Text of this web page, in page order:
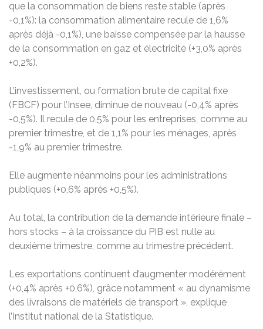
que la consommation de biens reste stable (après
-0,1%): la consommation alimentaire recule de 1,6%
après déjà -0,1%), une baisse compensée par la hausse
de la consommation en gaz et électricité (+3,0% après
+0,2%).
L’investissement, ou formation brute de capital fixe
(FBCF) pour l’Insee, diminue de nouveau (-0,4% après
-0,5%). Il recule de 0,5% pour les entreprises, comme au
premier trimestre, et de 1,1% pour les ménages, après
-1,9% au premier trimestre.
Elle augmente néanmoins pour les administrations
publiques (+0,6% après +0,5%).
Au total, la contribution de la demande intérieure finale –
hors stocks – à la croissance du PIB est nulle au
deuxième trimestre, comme au trimestre précédent.
Les exportations continuent d’augmenter modérément
(+0,4% après +0,6%), grâce notamment « au dynamisme
des livraisons de matériels de transport », explique
l’Institut national de la Statistique.